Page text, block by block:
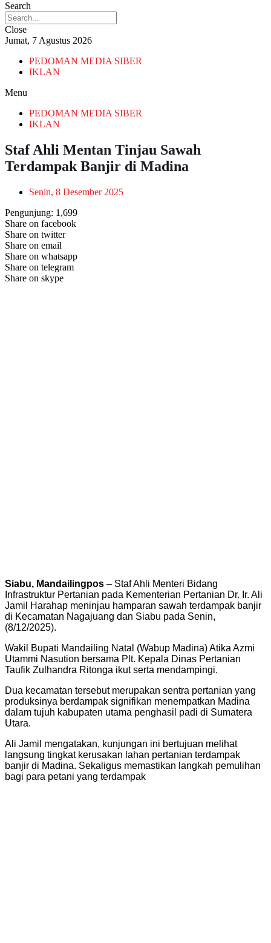
Search
Close
Jumat, 7 Agustus 2026
PEDOMAN MEDIA SIBER
IKLAN
Menu
PEDOMAN MEDIA SIBER
IKLAN
Staf Ahli Mentan Tinjau Sawah
Terdampak Banjir di Madina
Senin, 8 Desember 2025
Pengunjung: 1,699
Share on facebook
Share on twitter
Share on email
Share on whatsapp
Share on telegram
Share on skype
Siabu, Mandailingpos – Staf Ahli Menteri Bidang
Infrastruktur Pertanian pada Kementerian Pertanian Dr. Ir. Ali
Jamil Harahap meninjau hamparan sawah terdampak banjir
di Kecamatan Nagajuang dan Siabu pada Senin,
(8/12/2025).
Wakil Bupati Mandailing Natal (Wabup Madina) Atika Azmi
Utammi Nasution bersama Plt. Kepala Dinas Pertanian
Taufik Zulhandra Ritonga ikut serta mendampingi.
Dua kecamatan tersebut merupakan sentra pertanian yang
produksinya berdampak signifikan menempatkan Madina
dalam tujuh kabupaten utama penghasil padi di Sumatera
Utara.
Ali Jamil mengatakan, kunjungan ini bertujuan melihat
langsung tingkat kerusakan lahan pertanian terdampak
banjir di Madina. Sekaligus memastikan langkah pemulihan
bagi para petani yang terdampak